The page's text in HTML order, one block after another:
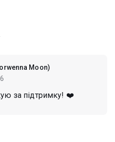
Moon)
за підтримку! ❤️